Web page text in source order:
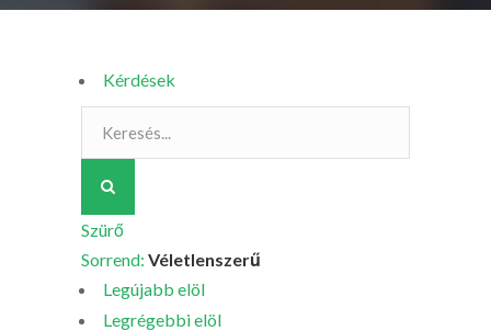
Kérdések
Szürő
Sorrend: Véletlenszerű
Legújabb elöl
Legrégebbi elöl